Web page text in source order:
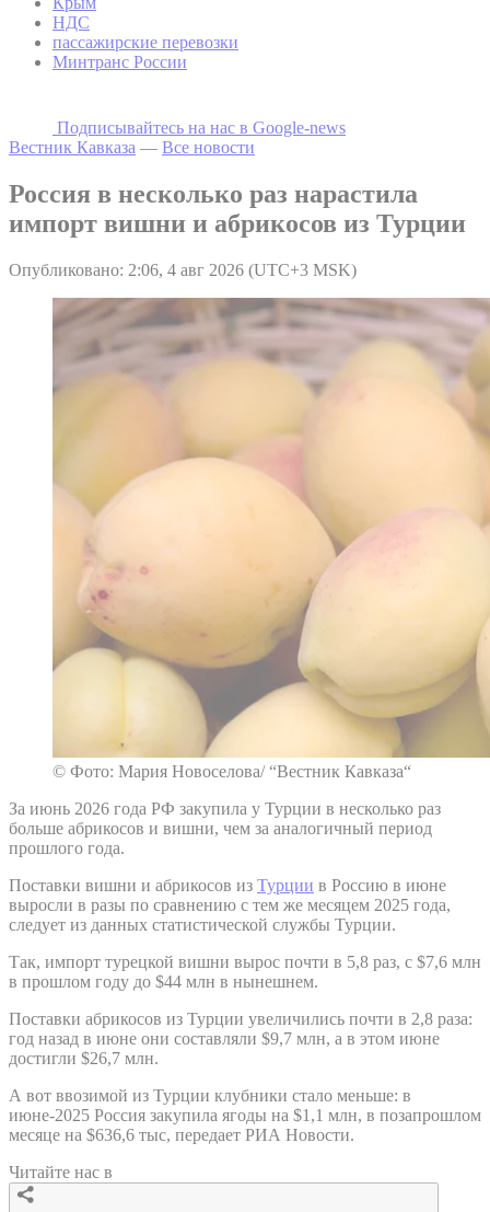
НДС
пассажирские перевозки
Минтранс России
Подписывайтесь на наc в Google-news
Вестник Кавказа — Все новости
Россия в несколько раз нарастила
импорт вишни и абрикосов из Турции
Опубликовано: 2:06, 4 авг 2026 (UTC+3 MSK)
© Фото: Мария Новоселова/ “Вестник Кавказа“
За июнь 2026 года РФ закупила у Турции в несколько раз
больше абрикосов и вишни, чем за аналогичный период
прошлого года.
Поставки вишни и абрикосов из Турции в Россию в июне
выросли в разы по сравнению с тем же месяцем 2025 года,
следует из данных статистической службы Турции.
Так, импорт турецкой вишни вырос почти в 5,8 раз, с $7,6 млн
в прошлом году до $44 млн в нынешнем.
Поставки абрикосов из Турции увеличились почти в 2,8 раза:
год назад в июне они составляли $9,7 млн, а в этом июне
достигли $26,7 млн.
А вот ввозимой из Турции клубники стало меньше: в
июне-2025 Россия закупила ягоды на $1,1 млн, в позапрошлом
месяце на $636,6 тыс, передает РИА Новости.
Читайте нас в